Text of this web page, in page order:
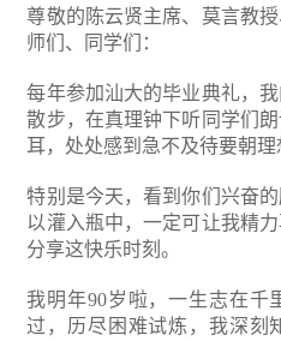
尊敬的陈云贤主席、莫言教
师们、同学们：
每年参加汕大的毕业典礼，
散步，在真理钟下听同学们
耳，处处感到急不及待要朝理
特别是今天，看到你们兴奋
以灌入瓶中，一定可让我精
分享这快乐时刻。
我明年90岁啦，一生志在千
过，历尽困难试炼，我深刻